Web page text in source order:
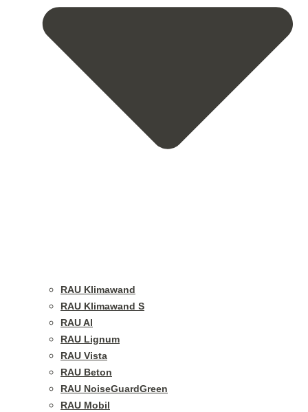
RAU Klimawand
RAU Klimawand S
RAU Al
RAU Lignum
RAU Vista
RAU Beton
RAU NoiseGuardGreen
RAU Mobil